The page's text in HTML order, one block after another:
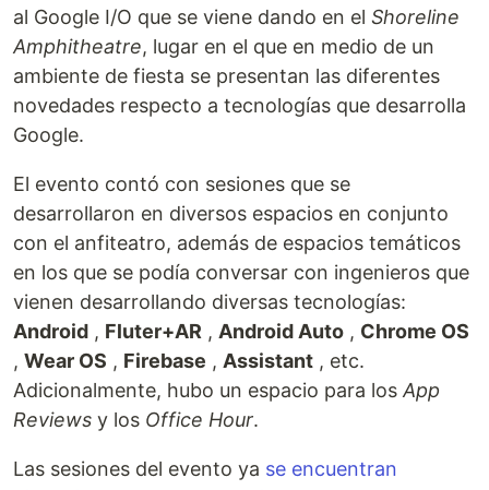
al Google I/O que se viene dando en el Shoreline
Amphitheatre, lugar en el que en medio de un
ambiente de fiesta se presentan las diferentes
novedades respecto a tecnologías que desarrolla
Google.
El evento contó con sesiones que se
desarrollaron en diversos espacios en conjunto
con el anfiteatro, además de espacios temáticos
en los que se podía conversar con ingenieros que
vienen desarrollando diversas tecnologías:
Android , Fluter+AR , Android Auto , Chrome OS
, Wear OS , Firebase , Assistant , etc.
Adicionalmente, hubo un espacio para los App
Reviews y los Office Hour.
Las sesiones del evento ya se encuentran